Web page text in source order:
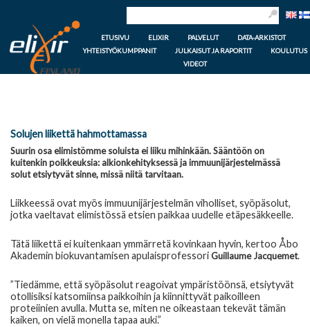
ETUSIVU ELIXIR PALVELUT
DATA-ARKISTOT
YHTEISTYÖKUMPPANIT
JULKAISUT JA RAPORTIT
KOULUTUS
VIDEOT
Solujen liikettä hahmottamassa
Suurin osa elimistömme soluista ei liiku mihinkään. Sääntöön on
kuitenkin poikkeuksia: alkionkehityksessä ja immuunijärjestelmässä
solut etsiytyvät sinne, missä niitä tarvitaan.
Liikkeessä ovat myös immuunijärjestelmän viholliset, syöpäsolut,
jotka vaeltavat elimistössä etsien paikkaa uudelle etäpesäkkeelle.
Tätä liikettä ei kuitenkaan ymmärretä kovinkaan hyvin, kertoo Åbo
Akademin biokuvantamisen apulaisprofessoriGuillaume Jacquemet.
”Tiedämme, että syöpäsolut reagoivat ympäristöönsä, etsiytyvät
otollisiksi katsomiinsa paikkoihin ja kiinnittyvät paikoilleen
proteiinien avulla. Mutta se, miten ne oikeastaan tekevät tämän
kaiken, on vielä monella tapaa auki.”